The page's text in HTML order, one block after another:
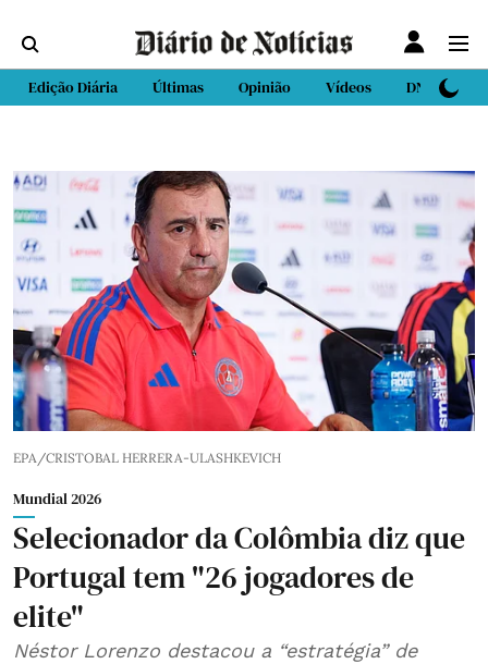
Edição Diária Últimas Opinião Vídeos DN Sport
EPA/CRISTOBAL HERRERA-ULASHKEVICH
Mundial 2026
Selecionador da Colômbia diz que
Portugal tem "26 jogadores de
elite"
Néstor Lorenzo destacou a “estratégia” de